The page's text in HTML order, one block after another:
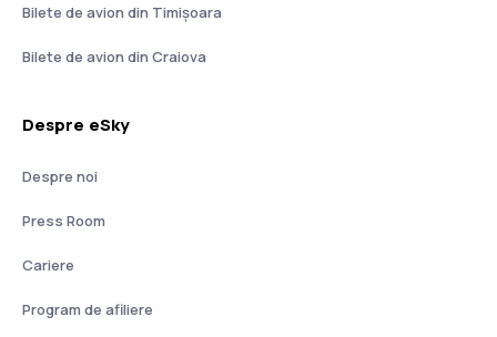
Bilete de avion din Timișoara
Bilete de avion din Craiova
Despre eSky
Despre noi
Press Room
Cariere
Program de afiliere